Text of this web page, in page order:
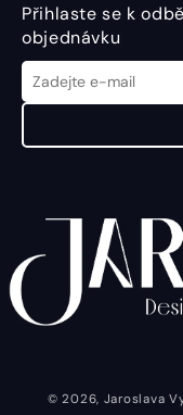
Přihlaste se k
objednávku
© 2026, Jaroslava